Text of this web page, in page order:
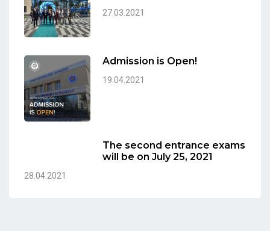
27.03.2021
Admission is Open!
19.04.2021
The second entrance exams
will be on July 25, 2021
28.04.2021